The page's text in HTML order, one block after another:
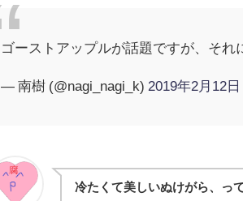
ゴーストアップルが話題ですが、そ
— 南樹 (@nagi_nagi_k) 2019年2月12日
冷たくて美しいぬけがら、っ